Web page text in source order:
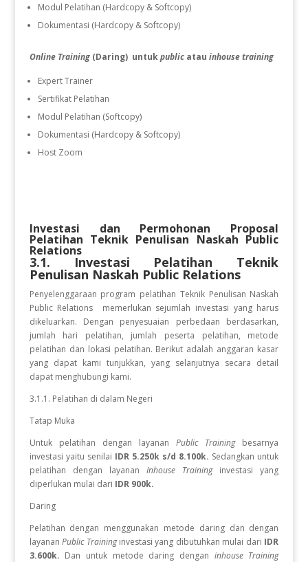
Modul Pelatihan (Hardcopy & Softcopy)
Dokumentasi (Hardcopy & Softcopy)
Online Training (Daring) untukpublic atau inhouse training
Expert Trainer
Sertifikat Pelatihan
Modul Pelatihan (Softcopy)
Dokumentasi (Hardcopy & Softcopy)
Host Zoom
Investasi dan Permohonan Proposal
Pelatihan Teknik Penulisan Naskah Public
Relations
3.1. Investasi Pelatihan Teknik
Penulisan Naskah Public Relations
Penyelenggaraan program pelatihan Teknik Penulisan Naskah
Public Relations
memerlukan sejumlah investasi yang harus
dikeluarkan. Dengan penyesuaian perbedaan berdasarkan,
jumlah hari pelatihan, jumlah peserta pelatihan, metode
pelatihan dan lokasi pelatihan. Berikut adalah anggaran kasar
yang dapat kami tunjukkan, yang selanjutnya secara detail
dapat menghubungi kami.
3.1.1. Pelatihan di dalam Negeri
Tatap Muka
Untuk pelatihan dengan layanan Public Trainingbesarnya
investasi yaitu senilai IDR 5.250k s/d 8.100k. Sedangkan untuk
pelatihan dengan layanan Inhouse Training investasi yang
diperlukan mulai dari IDR 900k.
Daring
Pelatihan dengan menggunakan metode daring dan dengan
layananPublic Traininginvestasi yang dibutuhkan mulai dari IDR
3.600k. Dan untuk metode daring dengan inhouse Training